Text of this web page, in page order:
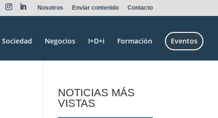
Nosotros Enviar contenido Contacto
Sociedad Negocios I+D+i Formación Eventos
NOTICIAS MÁS
VISTAS